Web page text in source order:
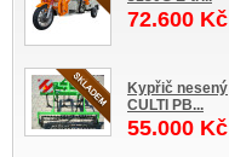
72.600 Kč
Kypřič nesený
CULTI PB...
55.000 Kč